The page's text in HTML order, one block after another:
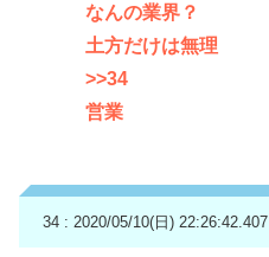
なんの業界？
土方だけは無理
>>34
営業
34 : 2020/05/10(日) 22:26:42.407